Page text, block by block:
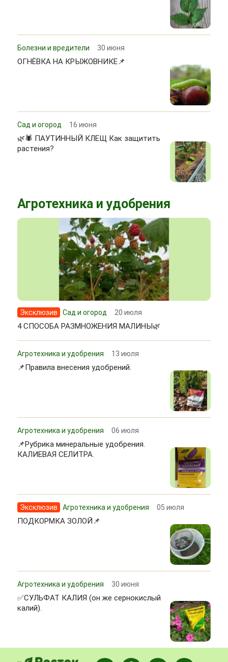
Болезни и вредители 30 июня
ОГНЁВКА НА КРЫЖОВНИКЕ📌
Сад и огород 16 июня
🌿🕷 ПАУТИННЫЙ КЛЕЩ Как защитить
растения?
Агротехника и удобрения
Эксклюзив Сад и огород 20 июля
4 СПОСОБА РАЗМНОЖЕНИЯ МАЛИНЫ🌿
Агротехника и удобрения 13 июля
📌Правила внесения удобрений.
Агротехника и удобрения 06 июля
📌Рубрика минеральные удобрения.
КАЛИЕВАЯ СЕЛИТРА.
Эксклюзив Агротехника и удобрения 05 июля
ПОДКОРМКА ЗОЛОЙ📌
Агротехника и удобрения 30 июня
✅СУЛЬФАТ КАЛИЯ (он же сернокислый
калий).